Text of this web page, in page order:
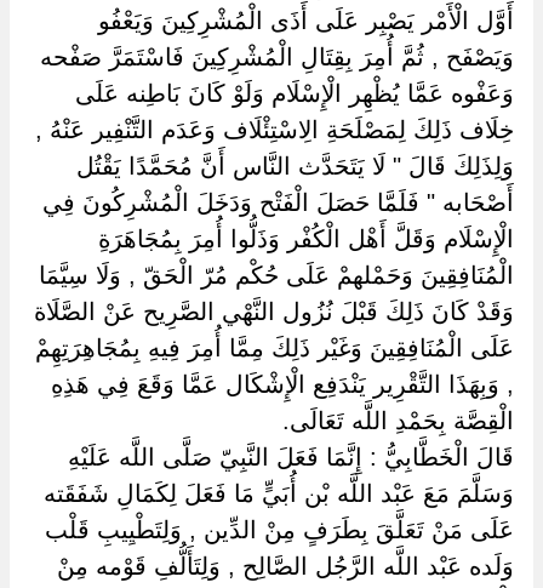
أَوَّل الْأَمْر يَصْبِر عَلَى أَذَى الْمُشْرِكِينَ وَيَعْفُو
وَيَصْفَح , ثُمَّ أُمِرَ بِقِتَالِ الْمُشْرِكِينَ فَاسْتَمَرَّ صَفْحه
وَعَفْوه عَمَّا يُظْهِر الْإِسْلَام وَلَوْ كَانَ بَاطِنه عَلَى
خِلَاف ذَلِكَ لِمَصْلَحَةِ الِاسْتِئْلَاف وَعَدَم التَّنْفِير عَنْهُ ,
وَلِذَلِكَ قَالَ " لَا يَتَحَدَّث النَّاس أَنَّ مُحَمَّدًا يَقْتُل
أَصْحَابه " فَلَمَّا حَصَلَ الْفَتْح وَدَخَلَ الْمُشْرِكُونَ فِي
الْإِسْلَام وَقَلَّ أَهْل الْكُفْر وَذَلُّوا أُمِرَ بِمُجَاهَرَةِ
الْمُنَافِقِينَ وَحَمْلهمْ عَلَى حُكْم مُرّ الْحَقّ , وَلَا سِيَّمَا
وَقَدْ كَانَ ذَلِكَ قَبْلَ نُزُول النَّهْي الصَّرِيح عَنْ الصَّلَاة
عَلَى الْمُنَافِقِينَ وَغَيْر ذَلِكَ مِمَّا أُمِرَ فِيهِ بِمُجَاهِرَتِهِمْ
, وَبِهَذَا التَّقْرِير يَنْدَفِع الْإِشْكَال عَمَّا وَقَعَ فِي هَذِهِ
الْقِصَّة بِحَمْدِ اللَّه تَعَالَى.
قَالَ الْخَطَّابِيُّ : إِنَّمَا فَعَلَ النَّبِيّ صَلَّى اللَّه عَلَيْهِ
وَسَلَّمَ مَعَ عَبْد اللَّه بْن أُبَيٍّ مَا فَعَلَ لِكَمَالِ شَفَقَته
عَلَى مَنْ تَعَلَّقَ بِطَرَفٍ مِنْ الدِّين , وَلِتَطْيِيبِ قَلْب
وَلَده عَبْد اللَّه الرَّجُل الصَّالِح , وَلِتَأَلُّفِ قَوْمه مِنْ